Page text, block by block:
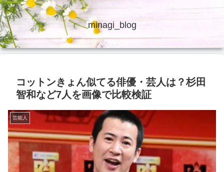
minagi_blog
コットンきょん似てる俳優・芸人は？杉田
智和など7人を画像で比較検証
芸能人